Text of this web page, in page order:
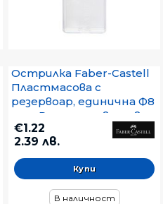
Острилка Faber-Castell
Пластмасова с
резервоар, единична Ф8
mm, Различни цветове
€1.22
2.39 лв.
В наличност